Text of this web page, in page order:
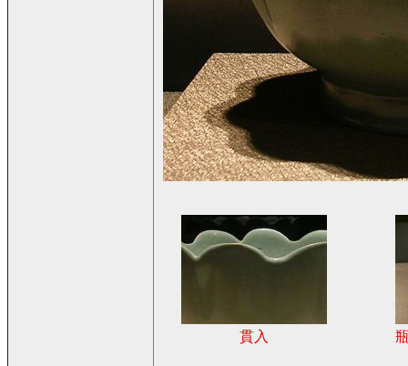
貫入